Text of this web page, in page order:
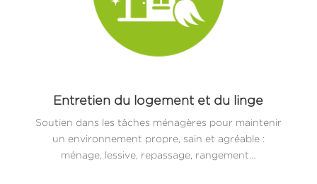
Entretien du logement et du linge
Soutien dans les tâches ménagères pour maintenir
un environnement propre, sain et agréable :
ménage, lessive, repassage, rangement…